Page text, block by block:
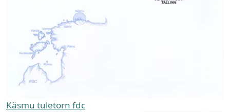
Käsmu tuletorn fdc